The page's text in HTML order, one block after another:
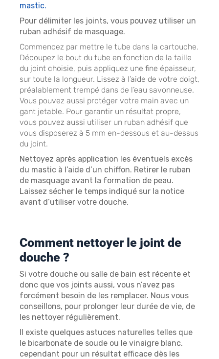
mastic.
Pour délimiter les joints, vous pouvez utiliser un
ruban adhésif de masquage.
Commencez par mettre le tube dans la cartouche.
Découpez le bout du tube en fonction de la taille
du joint choisie, puis appliquez une fine épaisseur,
sur toute la longueur. Lissez à l’aide de votre doigt,
préalablement trempé dans de l’eau savonneuse.
Vous pouvez aussi protéger votre main avec un
gant jetable. Pour garantir un résultat propre,
vous pouvez aussi utiliser un ruban adhésif que
vous disposerez à 5 mm en-dessous et au-dessus
du joint.
Nettoyez après application les éventuels excès
du mastic à l’aide d’un chiffon. Retirer le ruban
de masquage avant la formation de peau.
Laissez sécher le temps indiqué sur la notice
avant d’utiliser votre douche.
Comment nettoyer le joint de
douche ?
Si votre douche ou salle de bain est récente et
donc que vos joints aussi, vous n’avez pas
forcément besoin de les remplacer. Nous vous
conseillons, pour prolonger leur durée de vie, de
les nettoyer régulièrement.
Il existe quelques astuces naturelles telles que
le bicarbonate de soude ou le vinaigre blanc,
cependant pour un résultat efficace dès les